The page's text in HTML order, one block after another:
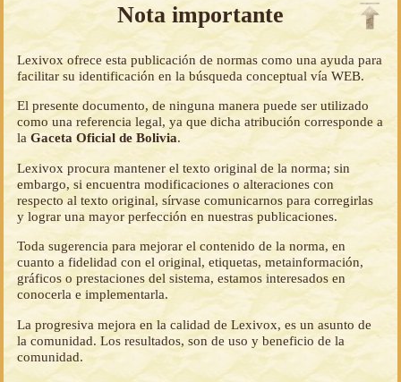
Nota importante
Lexivox ofrece esta publicación de normas como una ayuda para
facilitar su identificación en la búsqueda conceptual vía WEB.
El presente documento, de ninguna manera puede ser utilizado
como una referencia legal, ya que dicha atribución corresponde a
laGaceta Oficial de Bolivia.
Lexivox procura mantener el texto original de la norma; sin
embargo, si encuentra modificaciones o alteraciones con
respecto al texto original, sírvase comunicarnos para corregirlas
y lograr una mayor perfección en nuestras publicaciones.
Toda sugerencia para mejorar el contenido de la norma, en
cuanto a fidelidad con el original, etiquetas, metainformación,
gráficos o prestaciones del sistema, estamos interesados en
conocerla e implementarla.
La progresiva mejora en la calidad de Lexivox, es un asunto de
la comunidad. Los resultados, son de uso y beneficio de la
comunidad.